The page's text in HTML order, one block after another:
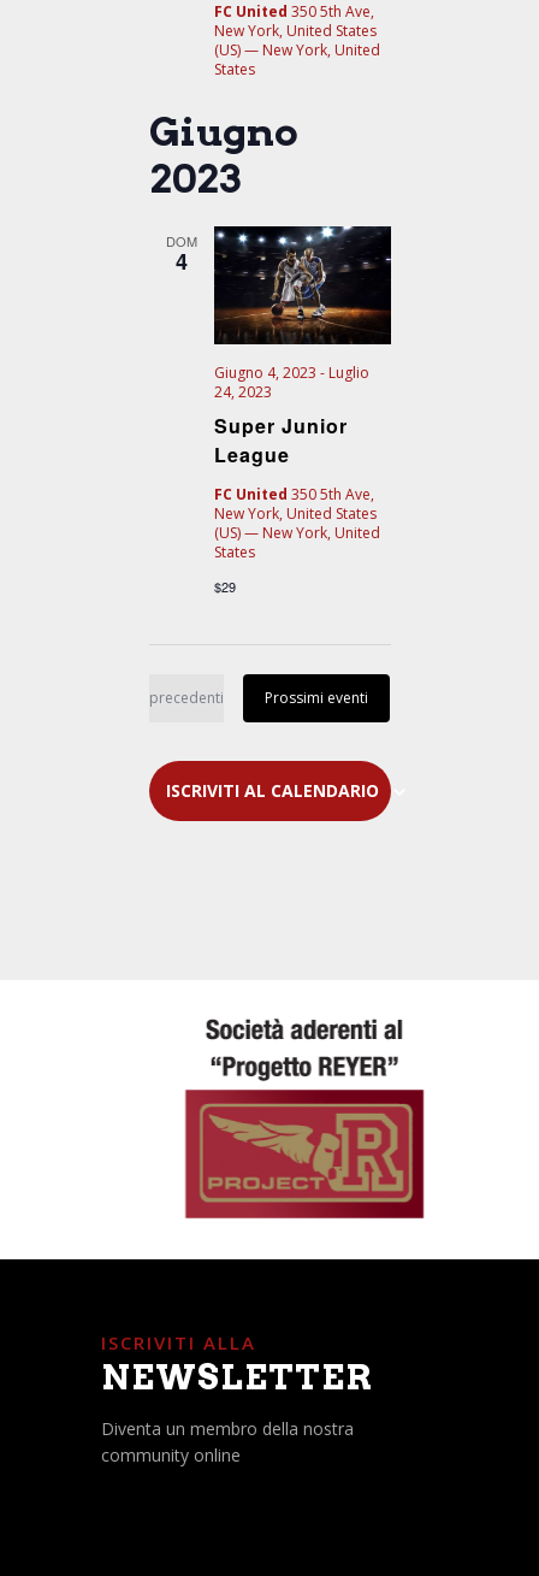
FC United 350 5th Ave,
New York, United States
(US) — New York, United
States
Giugno
2023
DOM
4
Super Junior
League
Giugno 4, 2023 - Luglio
24, 2023
FC United 350 5th Ave,
New York, United States
(US) — New York, United
States
$29
Eventi
precedenti Oggi
Prossimi eventi
ISCRIVITI AL CALENDARIO
ISCRIVITI ALLA
NEWSLETTER
Diventa un membro della nostra
community online